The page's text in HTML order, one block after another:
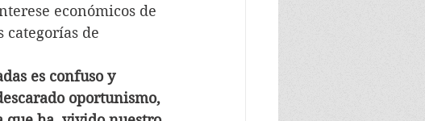
económicos de
categorías de
es confuso y
oportunismo,